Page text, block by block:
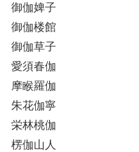
御伽婢子
御伽楼館
御伽草子
愛須春伽
摩睺羅伽
朱花伽寧
栄林桃伽
楞伽山人